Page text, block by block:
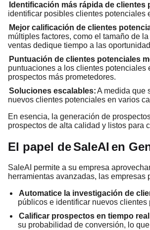
Identificación más rápida de clientes
identificar posibles clientes potenciales
Mejor calificación de clientes
múltiples factores, como el tamaño de
ventas dedique tiempo a las
Puntuación de clientes potenciales
puntuaciones a los clientes
prospectos más prometedores.
Soluciones escalables:A medida que
nuevos clientes potenciales en varios
En esencia, la generación de
prospectos de alta calidad y listos para
El papel deSaleAI en
SaleAI permite a su empresa
herramientas avanzadas, las empresas
Automatice la investigación de
públicos e identificar nuevos
Calificar prospectos en tiempo
su probabilidad de conversión, lo